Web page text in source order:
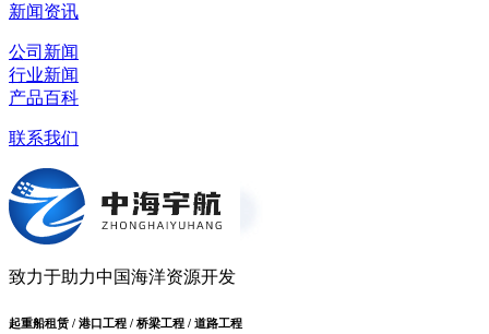
新闻资讯
公司新闻
行业新闻
产品百科
联系我们
致力于助力中国海洋资源开发
起重船租赁 / 港口工程 / 桥梁工程 / 道路工程